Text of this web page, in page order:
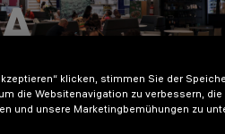
klicken, stimmen Sie der
die Websitenavigation zu verbessern, die
und unsere Marketingbemühungen zu